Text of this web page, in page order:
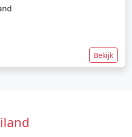
Bekijk